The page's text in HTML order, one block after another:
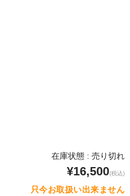
在庫状態 : 売り切れ
¥16,500(税込)
只今お取扱い出来ません